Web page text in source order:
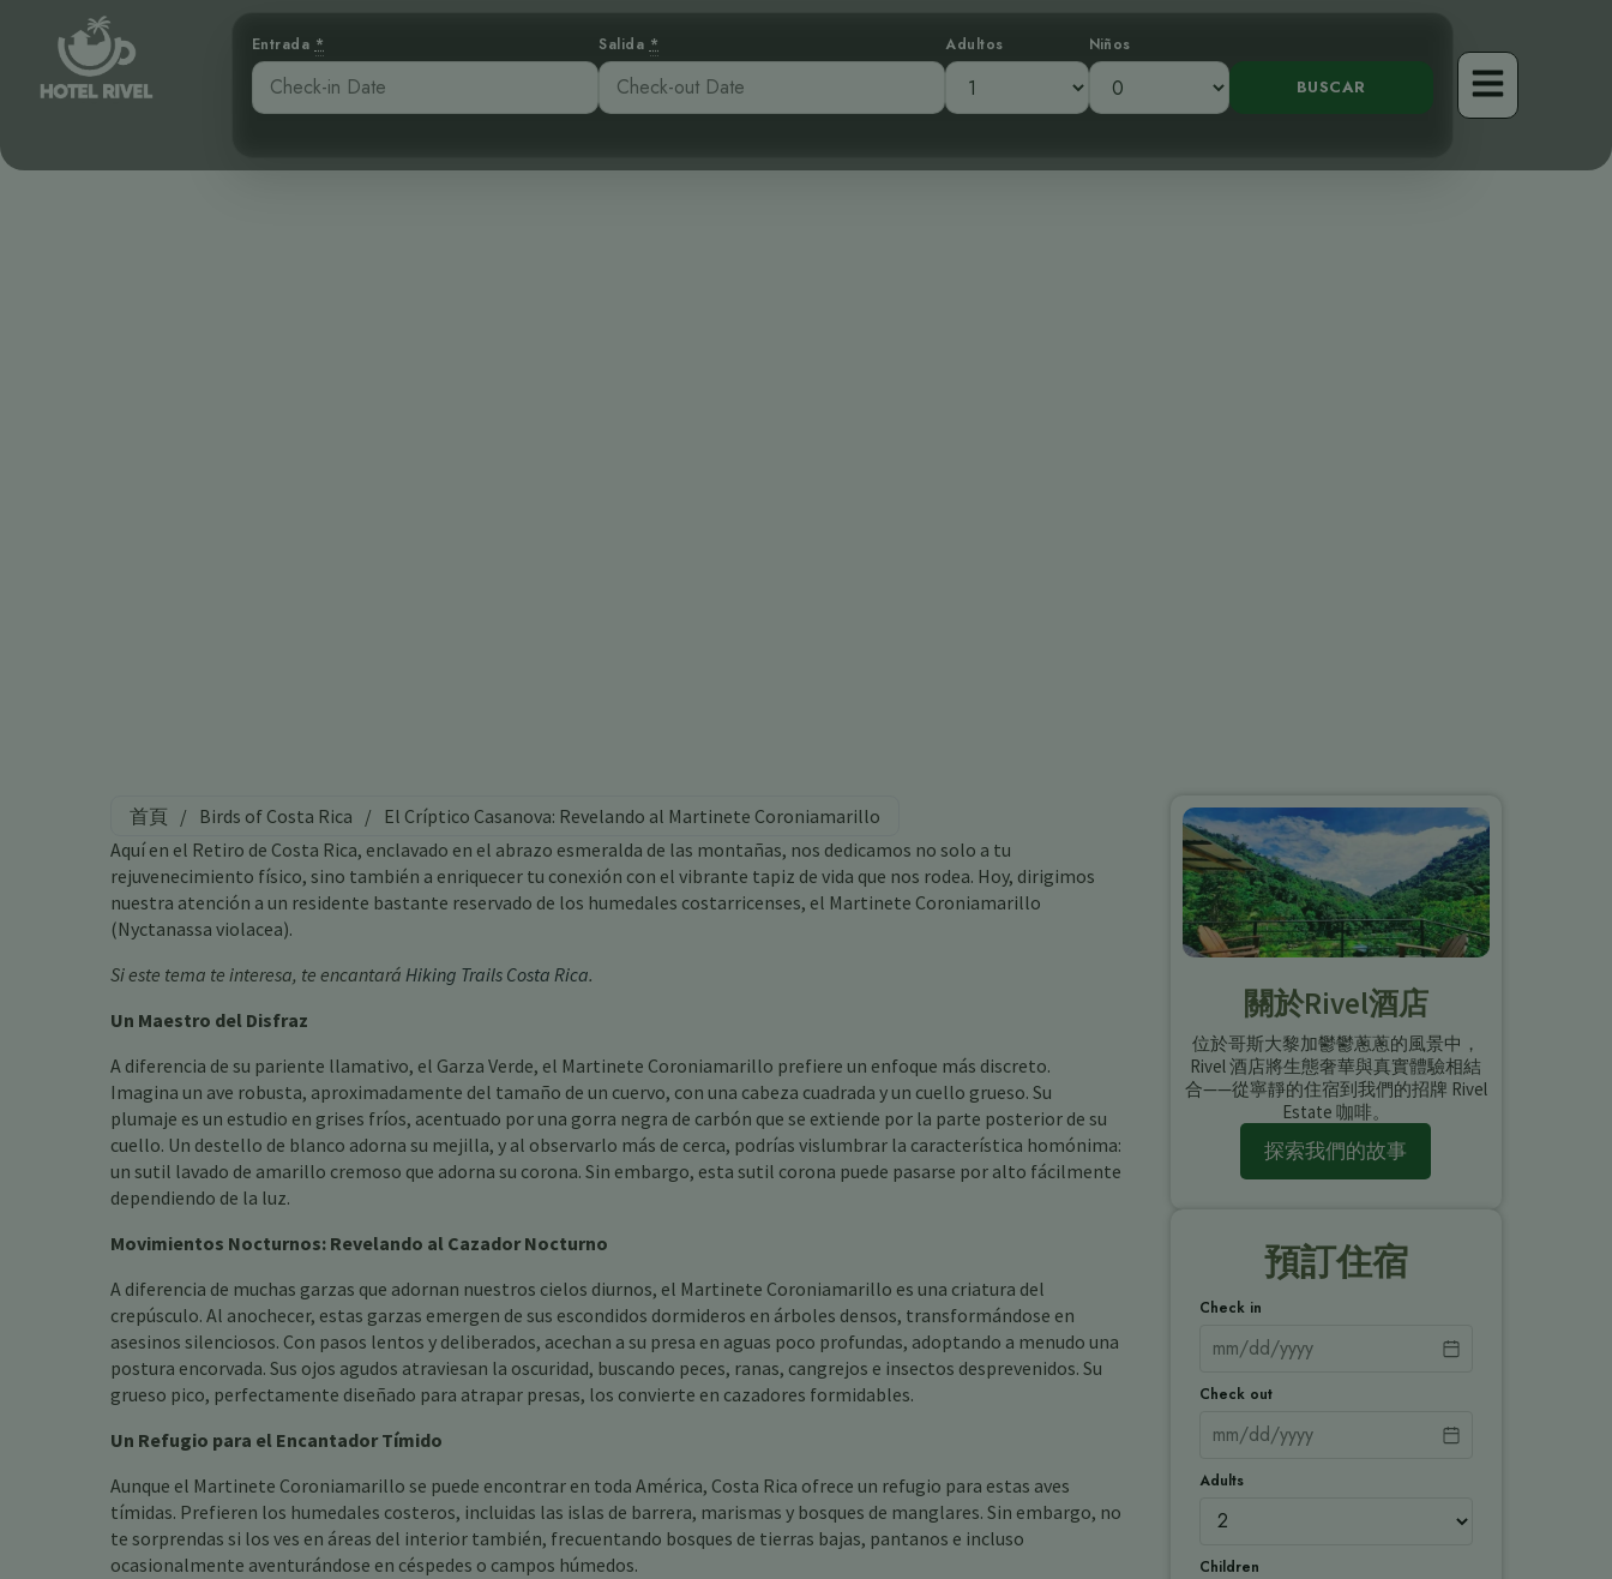
Entrada * Salida * Adultos Niños
首頁 / Birds of Costa Rica / El Críptico Casanova: Revelando al Martinete Coroniamarillo
Aquí en el Retiro de Costa Rica, enclavado en el abrazo esmeralda de las montañas, nos dedicamos no solo a tu
rejuvenecimiento físico, sino también a enriquecer tu conexión con el vibrante tapiz de vida que nos rodea. Hoy, dirigimos
nuestra atención a un residente bastante reservado de los humedales costarricenses, el Martinete Coroniamarillo
(Nyctanassa violacea).
Si este tema te interesa, te encantará Hiking Trails Costa Rica.
Un Maestro del Disfraz
A diferencia de su pariente llamativo, el Garza Verde, el Martinete Coroniamarillo prefiere un enfoque más discreto.
Imagina un ave robusta, aproximadamente del tamaño de un cuervo, con una cabeza cuadrada y un cuello grueso. Su
plumaje es un estudio en grises fríos, acentuado por una gorra negra de carbón que se extiende por la parte posterior de su
cuello. Un destello de blanco adorna su mejilla, y al observarlo más de cerca, podrías vislumbrar la característica homónima:
un sutil lavado de amarillo cremoso que adorna su corona. Sin embargo, esta sutil corona puede pasarse por alto fácilmente
dependiendo de la luz.
Movimientos Nocturnos: Revelando al Cazador Nocturno
A diferencia de muchas garzas que adornan nuestros cielos diurnos, el Martinete Coroniamarillo es una criatura del
crepúsculo. Al anochecer, estas garzas emergen de sus escondidos dormideros en árboles densos, transformándose en
asesinos silenciosos. Con pasos lentos y deliberados, acechan a su presa en aguas poco profundas, adoptando a menudo una
postura encorvada. Sus ojos agudos atraviesan la oscuridad, buscando peces, ranas, cangrejos e insectos desprevenidos. Su
grueso pico, perfectamente diseñado para atrapar presas, los convierte en cazadores formidables.
Un Refugio para el Encantador Tímido
Aunque el Martinete Coroniamarillo se puede encontrar en toda América, Costa Rica ofrece un refugio para estas aves
tímidas. Prefieren los humedales costeros, incluidas las islas de barrera, marismas y bosques de manglares. Sin embargo, no
te sorprendas si los ves en áreas del interior también, frecuentando bosques de tierras bajas, pantanos e incluso
ocasionalmente aventurándose en céspedes o campos húmedos.
關於Rivel酒店
位於哥斯大黎加鬱鬱蔥蔥的風景中，
Rivel 酒店將生態奢華與真實體驗相結
合——從寧靜的住宿到我們的招牌 Rivel
Estate 咖啡。
探索我們的故事
預訂住宿
Check in
Check out
Adults
Children